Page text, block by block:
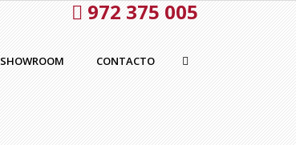
972 375 005
SHOWROOM CONTACTO